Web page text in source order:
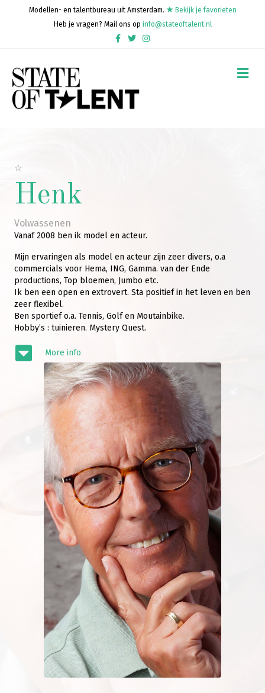
Modellen- en talentbureau uit Amsterdam.
Bekijk je favorieten
Heb je vragen? Mail ons op info@stateoftalent.nl
FacebookTwitterInstagram
Henk
Volwassenen
Vanaf 2008 ben ik model en acteur.
Mijn ervaringen als model en acteur zijn zeer divers, o.a
commercials voor Hema, ING, Gamma. van der Ende
productions, Top bloemen, Jumbo etc.
Ik ben een open en extrovert. Sta positief in het leven en ben
zeer flexibel.
Ben sportief o.a. Tennis, Golf en Moutainbike.
Hobby’s : tuinieren. Mystery Quest.
More info